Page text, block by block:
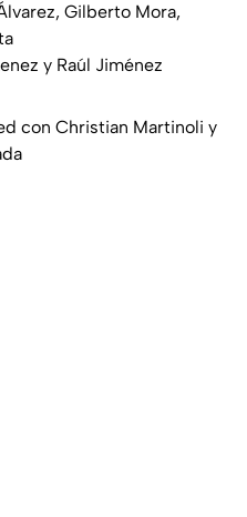
Gilberto Mora,
y Raúl Jiménez
con Christian Martinoli y